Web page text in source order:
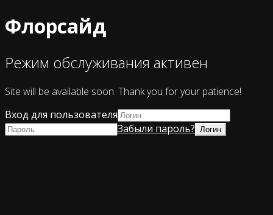
Флорсайд
Режим обслуживания активен
Site will be available soon. Thank you for your patience!
Вход для пользователя
Забыли пароль?